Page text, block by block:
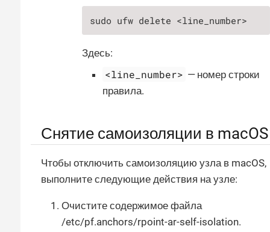
sudo ufw delete <line_number>
Здесь:
<line_number> — номер строки
правила.
Снятие самоизоляции в macOS
Чтобы отключить самоизоляцию узла в macOS,
выполните следующие действия на узле:
Очистите содержимое файла
/etc/pf.anchors/rpoint-ar-self-isolation.